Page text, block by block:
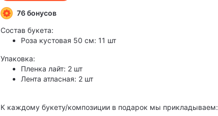
76 бонусов
Состав букета:
Роза кустовая 50 см: 11 шт
Упаковка:
Пленка лайт: 2 шт
Лента атласная: 2 шт
К каждому букету/композиции в подарок мы прикладываем: